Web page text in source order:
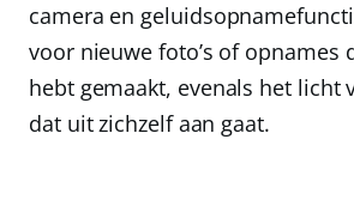
camera en
voor nieuwe foto’s of opnames
hebt gemaakt, evenals het licht
dat uit zichzelf aan gaat.